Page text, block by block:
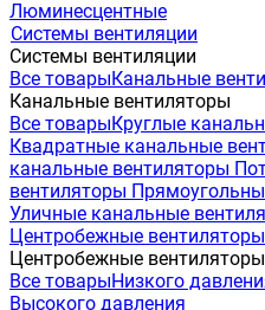
Люминесцентные
Системы вентиляции
Системы вентиляции
Все товарыКанальные
Канальные вентиляторы
Все товарыКруглые
Квадратные канальные
канальные вентиляторы
вентиляторы
Уличные канальные
Центробежные вентиляторы
Центробежные вентиляторы
Все товарыНизкого
Высокого давления